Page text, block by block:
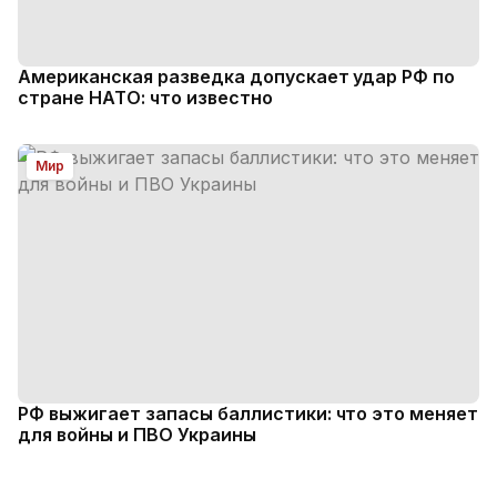
Американская разведка допускает удар РФ по
стране НАТО: что известно
Мир
РФ выжигает запасы баллистики: что это меняет
для войны и ПВО Украины